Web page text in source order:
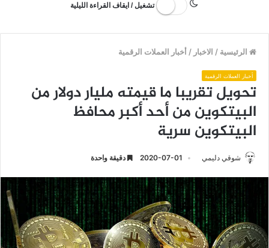
تشغيل / ايقاف القراءة الليلية
الرئيسية / الاخبار /أخبار العملات الرقمية
أخبار العملات الرقمية
تحويل تقريبا ما قيمته مليار دولار من
البيتكوين من أحد أكبر محافظ
البيتكوين سرية
شوقي دليمي 2020-07-01 دقيقة واحدة